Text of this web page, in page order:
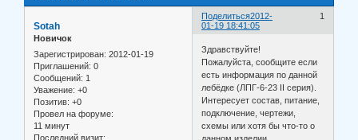
Поделиться 1
2012-
01-19 18:41:05
Sotah
Новичок
Зарегистрирован: 2012-01-19
Приглашений: 0
Сообщений: 1
Уважение: +0
Позитив: +0
Провел на форуме:
11 минут
Последний визит:
Здравствуйте!
Пожалуйста, сообщите если
есть информация по данной
лебёдке (ЛПГ-6-23 ІІ серия).
Интересует состав, питание,
подключение, чертежи,
схемы или хотя бы что-то о